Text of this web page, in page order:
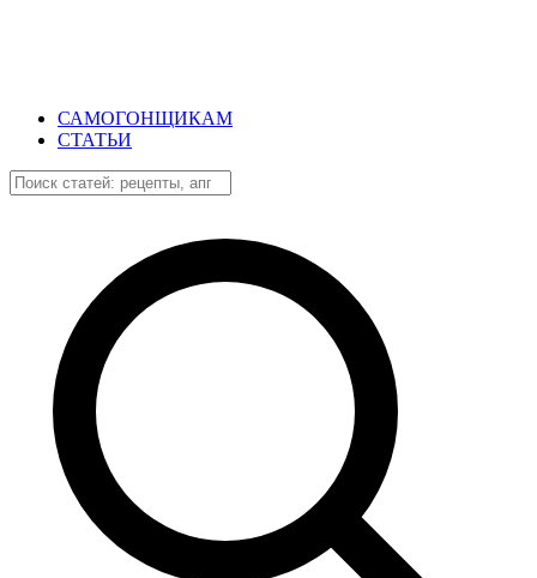
САМОГОНЩИКАМ
СТАТЬИ